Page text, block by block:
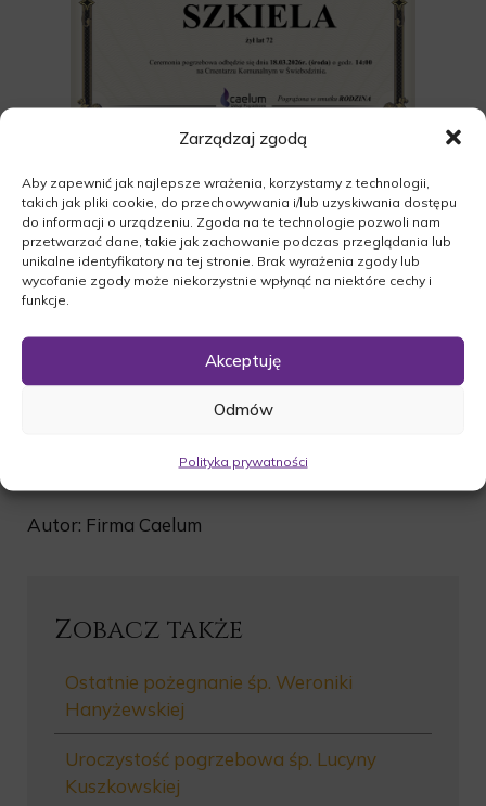
Zarządzaj zgodą
Aby zapewnić jak najlepsze wrażenia, korzystamy z technologii,
takich jak pliki cookie, do przechowywania i/lub uzyskiwania dostępu
do informacji o urządzeniu. Zgoda na te technologie pozwoli nam
przetwarzać dane, takie jak zachowanie podczas przeglądania lub
unikalne identyfikatory na tej stronie. Brak wyrażenia zgody lub
wycofanie zgody może niekorzystnie wpłynąć na niektóre cechy i
funkcje.
Akceptuję
Odmów
Polityka prywatności
Autor: Firma Caelum
Zobacz także
Ostatnie pożegnanie śp. Weroniki
Hanyżewskiej
Uroczystość pogrzebowa śp. Lucyny
Kuszkowskiej